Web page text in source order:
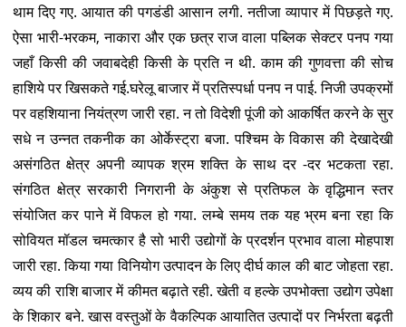
थाम दिए गए. आयात की पगडंडी आसान लगी. नतीजा व्यापार में पिछड़ते गए.
ऐसा भारी-भरकम, नाकारा और एक छत्र राज वाला पब्लिक सेक्टर पनप गया
जहाँ किसी की जवाबदेही किसी के प्रति न थी. काम की गुणवत्ता की सोच
हाशिये पर खिसकते गई.घरेलू बाजार में प्रतिस्पर्धा पनप न पाई. निजी उपक्रमों
पर वहशियाना नियंत्रण जारी रहा. न तो विदेशी पूंजी को आकर्षित करने के सुर
सधे न उन्नत तकनीक का ओर्केस्ट्रा बजा. पश्चिम के विकास की देखादेखी
असंगठित क्षेत्र अपनी व्यापक श्रम शक्ति के साथ दर -दर भटकता रहा.
संगठित क्षेत्र सरकारी निगरानी के अंकुश से प्रतिफल के वृद्धिमान स्तर
संयोजित कर पाने में विफल हो गया. लम्बे समय तक यह भ्रम बना रहा कि
सोवियत मॉडल चमत्कार है सो भारी उद्योगों के प्रदर्शन प्रभाव वाला मोहपाश
जारी रहा. किया गया विनियोग उत्पादन के लिए दीर्घ काल की बाट जोहता रहा.
व्यय की राशि बाजार में कीमत बढ़ाते रही. खेती व हल्के उपभोक्ता उद्योग उपेक्षा
के शिकार बने. खास वस्तुओं के वैकल्पिक आयातित उत्पादों पर निर्भरता बढ़ती